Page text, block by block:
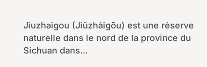
Jiuzhaigou (Jiǔzhàigōu) est une réserve
naturelle dans le nord de la province du
Sichuan dans...